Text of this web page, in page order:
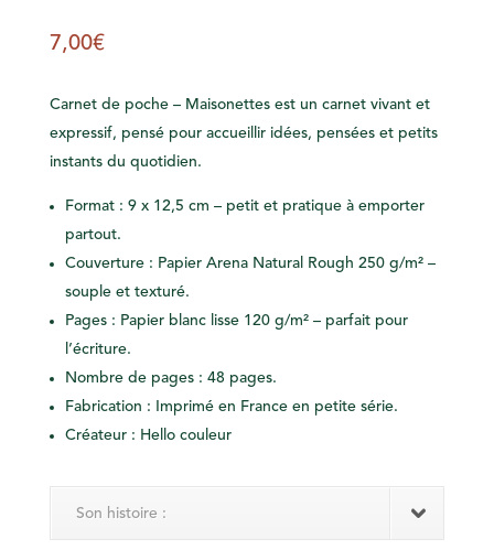
7,00€
Carnet de poche – Maisonettes est un carnet vivant et
expressif, pensé pour accueillir idées, pensées et petits
instants du quotidien.
Format : 9 x 12,5 cm – petit et pratique à emporter
partout.
Couverture : Papier Arena Natural Rough 250 g/m² –
souple et texturé.
Pages : Papier blanc lisse 120 g/m² – parfait pour
l’écriture.
Nombre de pages : 48 pages.
Fabrication : Imprimé en France en petite série.
Créateur : Hello couleur
Son histoire :